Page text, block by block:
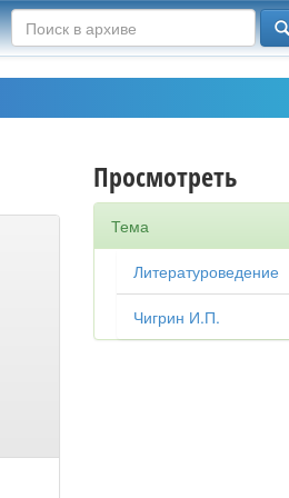
Просмотреть
Тема
Литературоведение
Чигрин И.П.